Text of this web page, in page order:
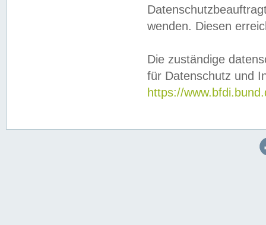
wenden. Diesen
Die zuständige
für Datenschutz und
https://